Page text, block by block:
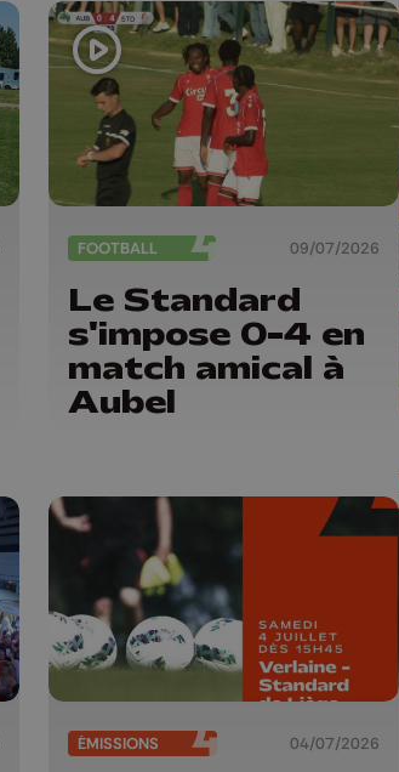
FOOTBALL 09/07/2026
Le Standard
s'impose 0-4 en
match amical à
Aubel
ÉMISSIONS 04/07/2026